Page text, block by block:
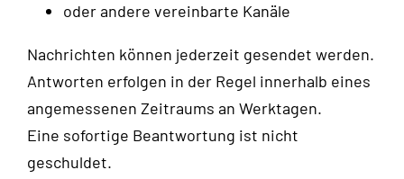
oder andere vereinbarte Kanäle
Nachrichten können jederzeit gesendet werden.
Antworten erfolgen in der Regel innerhalb eines
angemessenen Zeitraums an Werktagen.
Eine sofortige Beantwortung ist nicht
geschuldet.